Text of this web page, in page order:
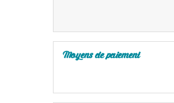
Moyens de paiement